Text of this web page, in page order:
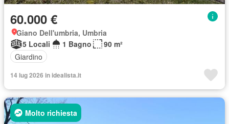
60.000 €
Giano Dell'umbria, Umbria
5 Locali
1 Bagno
90 m²
Giardino
14 lug 2026 in idealista.it
Molto richiesta